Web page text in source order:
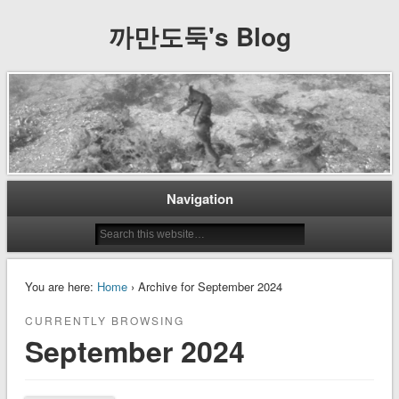
까만도둑's Blog
Navigation
You are here: Home› Archive for September 2024
CURRENTLY BROWSING
September 2024